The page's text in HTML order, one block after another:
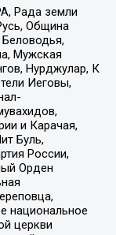
Рада земли
Община
Мужская
Нурджулар, К
Иеговы,
и Карачая,
Буль,
России,
Орден
национальное
церкви